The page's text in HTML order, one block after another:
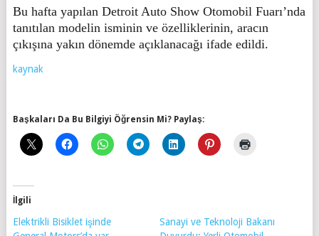
Bu hafta yapılan Detroit Auto Show Otomobil Fuarı’nda
tanıtılan modelin isminin ve özelliklerinin, aracın
çıkışına yakın dönemde açıklanacağı ifade edildi.
kaynak
Başkaları Da Bu Bilgiyi Öğrensin Mi? Paylaş:
İlgili
Elektrikli Bisiklet işinde
Sanayi ve Teknoloji Bakanı